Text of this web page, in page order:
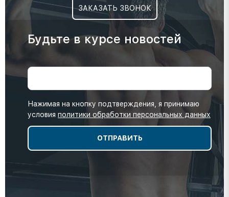
ЗАКАЗАТЬ ЗВОНОК
Будьте в курсе новостей
Нажимая на кнопку подтверждения, я принимаю
условия политики обработки персональных данных